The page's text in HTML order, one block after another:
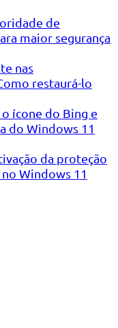
de
maior segurança
nas
restaurá-lo
ícone do Bing e
do Windows 11
da proteção
Windows 11